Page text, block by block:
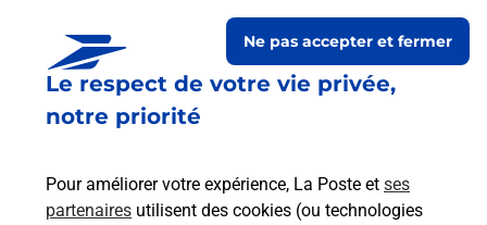
Le respect de votre vie privée,
notre priorité
Pour améliorer votre expérience, La Poste et ses
partenaires utilisent des cookies (ou technologies
Ne pas accepter et fermer
Est-il possible d’acheter un
emballage directement depuis un